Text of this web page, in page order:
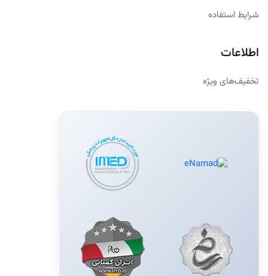
شرایط استفاده
اطلاعات
تخفیف‌های ویژه